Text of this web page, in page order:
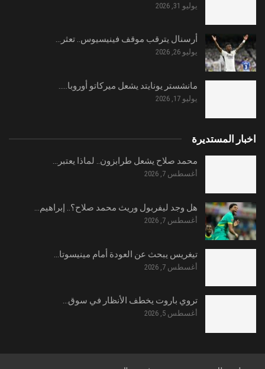
يوليو 31, 2026
أرسنال يترقب موقف فينيسيوس.. تعثر…
يوليو 26, 2026
مانشستر يونايتد يشعل ميركاتو أوروبا..…
يوليو 17, 2026
اخبار المستديرة
محمد صلاح يشعل طرابزون.. لماذا يعتبر…
أغسطس 7, 2026
هل وجد ليفربول وريث محمد صلاح؟.. إبراهيم…
أغسطس 7, 2026
تيغريس يبحث عن العودة أمام مينيسوتا…
أغسطس 7, 2026
تروي باروت يخطف الأنظار في سوق…
أغسطس 5, 2026